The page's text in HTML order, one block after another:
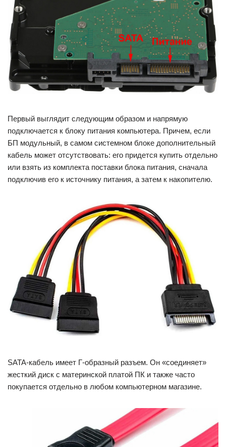
Первый выглядит следующим образом и напрямую
подключается к блоку питания компьютера. Причем, если
БП модульный, в самом системном блоке дополнительный
кабель может отсутствовать: его придется купить отдельно
или взять из комплекта поставки блока питания, сначала
подключив его к источнику питания, а затем к накопителю.
SATA-кабель имеет Г-образный разъем. Он «соединяет»
жесткий диск с материнской платой ПК и также часто
покупается отдельно в любом компьютерном магазине.